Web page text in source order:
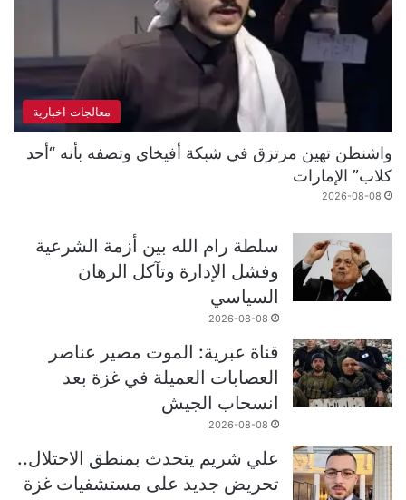
معالجات اخبارية
واشنطن تهين مرتزق في شبكة أفيخاي وتصفه بأنه “أحد
كلاب” الإمارات
2026-08-08
سلطة رام الله بين أزمة الشرعية
وفشل الإدارة وتآكل الرهان
السياسي
2026-08-08
قناة عبرية: الموت مصير عناصر
العصابات العميلة في غزة بعد
انسحاب الجيش
2026-08-08
علي شريم يتحدث بمنطق الاحتلال..
تحريض جديد على مستشفيات غزة